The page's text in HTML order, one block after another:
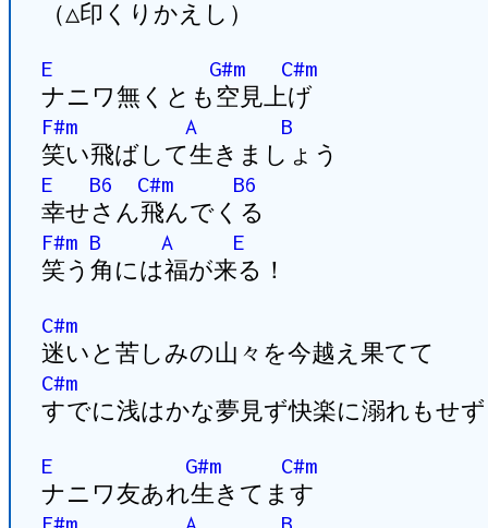
（△印くりかえし）
E G#m
C#m
ナニワ無くとも空見上げ
F#m
A
B
笑い飛ばして生きましょう
E
B6 C#m
B6
幸せさん飛んでくる
F#m B A
E
笑う角には福が来る！
C#m
迷いと苦しみの山々を今越え果てて
C#m
すでに浅はかな夢見ず快楽に溺れもせず
E G#m
C#m
ナニワ友あれ生きてます